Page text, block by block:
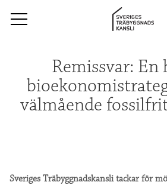
Remissvar: En
välmående
Sveriges Träbyggnadskansli tackar för